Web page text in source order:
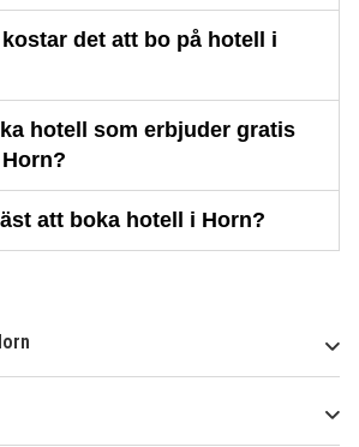
det att bo på hotell i
hotell som erbjuder gratis
att boka hotell i Horn?